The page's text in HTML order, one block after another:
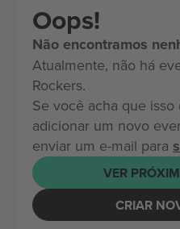
Oops!
Não encontramos
Atualmente, não há
Rockers.
Se você acha que
adicionar um novo
enviar um e-mail para
VER
CRIAR